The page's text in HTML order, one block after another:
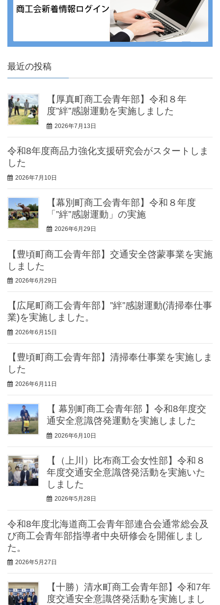
最近の投稿
【厚真町商工会青年部】令和８年
度”絆”感謝運動を実施しました
2026年7月13日
令和8年度商品力強化支援研究会がスタートしま
した
2026年7月10日
【幕別町商工会青年部】令和８年度
「”絆”感謝運動」の実施
2026年6月29日
【豊頃町商工会青年部】交通安全啓蒙事業を実施
しました
2026年6月29日
【広尾町商工会青年部】”絆”感謝運動(清掃奉仕事
業)を実施しました。
2026年6月15日
【豊頃町商工会青年部】清掃奉仕事業を実施しま
した
2026年6月11日
【 幕別町商工会青年部 】令和8年度交
通安全意識啓発運動を実施しました
2026年6月10日
【（上川）比布商工会女性部】令和８
年度交通安全意識啓発活動を実施いた
しました
2026年5月28日
令和8年度北海道商工会青年部連合会通常総会及
び商工会青年部指導者中央研修会を開催しまし
た。
2026年5月27日
【十勝）清水町商工会青年部】令和7年
度交通安全意識啓発活動を実施しまし